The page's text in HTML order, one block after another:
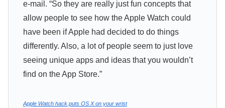
e-mail. “So they are really just fun concepts that
allow people to see how the Apple Watch could
have been if Apple had decided to do things
differently. Also, a lot of people seem to just love
seeing unique apps and ideas that you wouldn’t
find on the App Store.”
Apple Watch hack puts OS X on your wrist